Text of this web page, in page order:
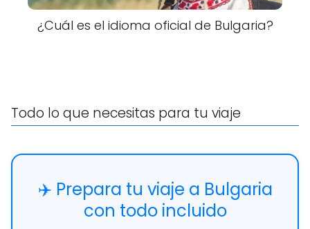
¿Cuál es el idioma oficial de Bulgaria?
Todo lo que necesitas para tu viaje
✈️ Prepara tu viaje a Bulgaria
con todo incluido